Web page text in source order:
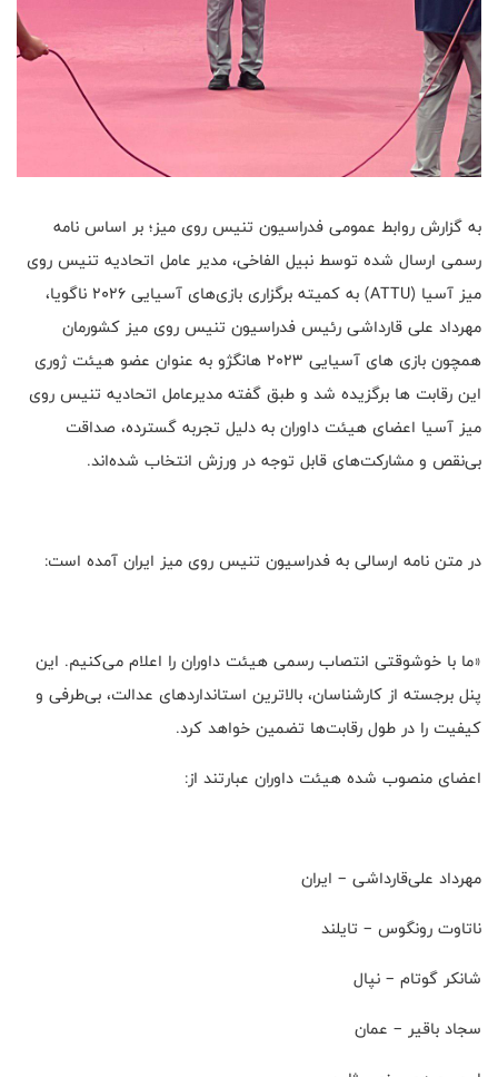
به گزارش روابط عمومی فدراسیون تنیس روی میز؛ بر اساس نامه
رسمی ارسال شده توسط نبیل الفاخی، مدیر عامل اتحادیه تنیس روی
میز آسیا (ATTU) به کمیته برگزاری بازی‌های آسیایی ۲۰۲۶ ناگویا،
مهرداد علی قارداشی رئیس فدراسیون تنیس روی میز کشورمان
همچون بازی های آسیایی ۲۰۲۳ هانگژو به عنوان عضو هیئت ژوری
این رقابت ها برگزیده شد و طبق گفته مدیرعامل اتحادیه تنیس روی
میز آسیا اعضای هیئت داوران به دلیل تجربه گسترده، صداقت
بی‌نقص و مشارکت‌های قابل توجه در ورزش انتخاب شده‌اند.
در متن نامه ارسالی به فدراسیون تنیس روی میز ایران آمده است:
«ما با خوشوقتی انتصاب رسمی هیئت داوران را اعلام می‌کنیم. این
پنل برجسته از کارشناسان، بالاترین استانداردهای عدالت، بی‌طرفی و
کیفیت را در طول رقابت‌ها تضمین خواهد کرد.
اعضای منصوب شده هیئت داوران عبارتند از:
مهرداد علی‌قارداشی – ایران
ناتاوت رونگوس – تایلند
شانکر گوتام – نپال
سجاد باقیر – عمان